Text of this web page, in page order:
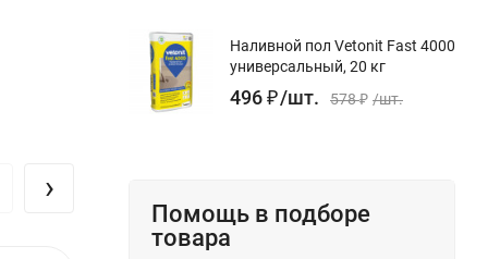
›
Наливной пол Vetonit Fast 4000
универсальный, 20 кг
496₽/шт. 578₽ /шт.
Помощь в подборе
товара